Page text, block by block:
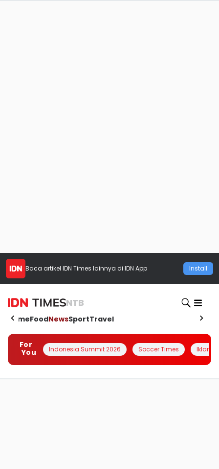
Baca artikel IDN Times lainnya di IDN App Install
NTB
HomeFoodNewsSportTravel
For
You
Indonesia Summit 2026 Soccer Times Iklanin